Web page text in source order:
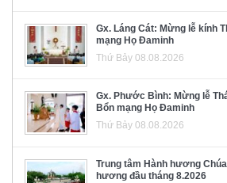
Gx. Láng Cát: Mừng lễ kính
mạng Họ Đaminh
Thứ Bảy 08.08.2026
Gx. Phước Bình: Mừng lễ
Bổn mạng Họ Đaminh
Thứ Bảy 08.08.2026
Trung tâm Hành hương
hương đầu tháng 8.2026